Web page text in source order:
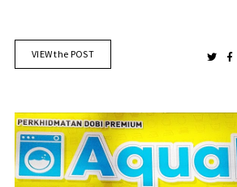
VIEW the POST